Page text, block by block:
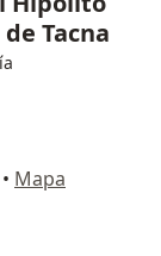
Tacna
• Mapa